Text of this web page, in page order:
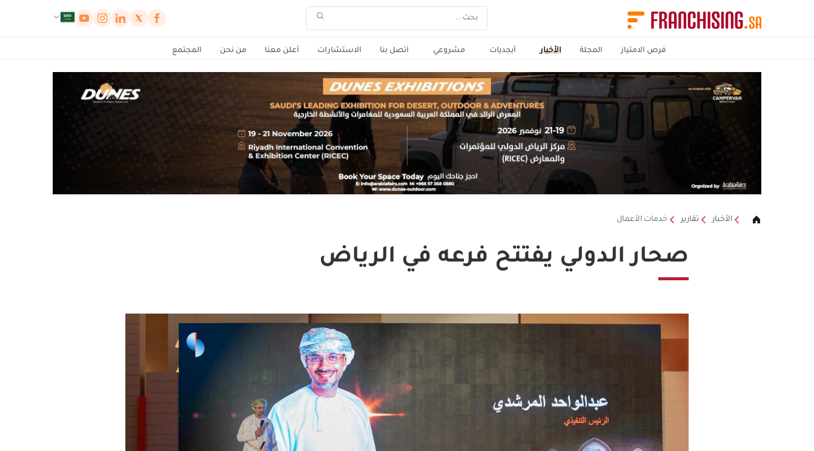
فرص الامتياز المجلة الأخبار أبجديات مشروعي اتصل بنا الاستشارات أعلن معنا من نحن المجتمع
الأخبار تقارير خدمات الأعمال
صحار الدولي يفتتح فرعه في الرياض
لوحة إدارة ملفات تعريف الارتباط